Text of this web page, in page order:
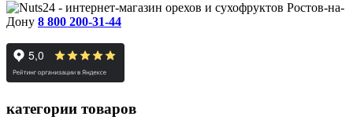
Ростов-на-
Дону 8 800 200-31-44
категории товаров